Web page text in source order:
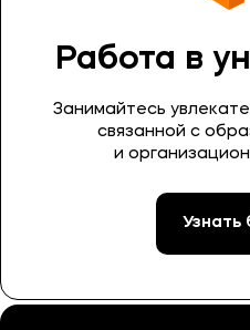
Работа в
Занимайтесь
связанной с
и
Узнать